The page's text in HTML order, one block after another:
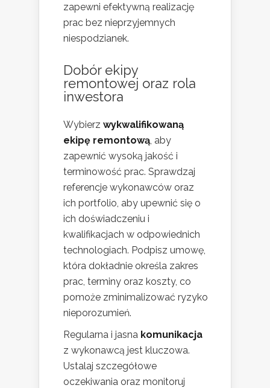
zapewni efektywną realizację
prac bez nieprzyjemnych
niespodzianek.
Dobór ekipy
remontowej oraz rola
inwestora
Wybierz wykwalifikowaną
ekipę remontową , aby
zapewnić wysoką jakość i
terminowość prac. Sprawdzaj
referencje wykonawców oraz
ich portfolio, aby upewnić się o
ich doświadczeniu i
kwalifikacjach w odpowiednich
technologiach. Podpisz umowę,
która dokładnie określa zakres
prac, terminy oraz koszty, co
pomoże zminimalizować ryzyko
nieporozumień.
Regularna i jasna komunikacja
z wykonawcą jest kluczowa.
Ustalaj szczegółowe
oczekiwania oraz monitoruj